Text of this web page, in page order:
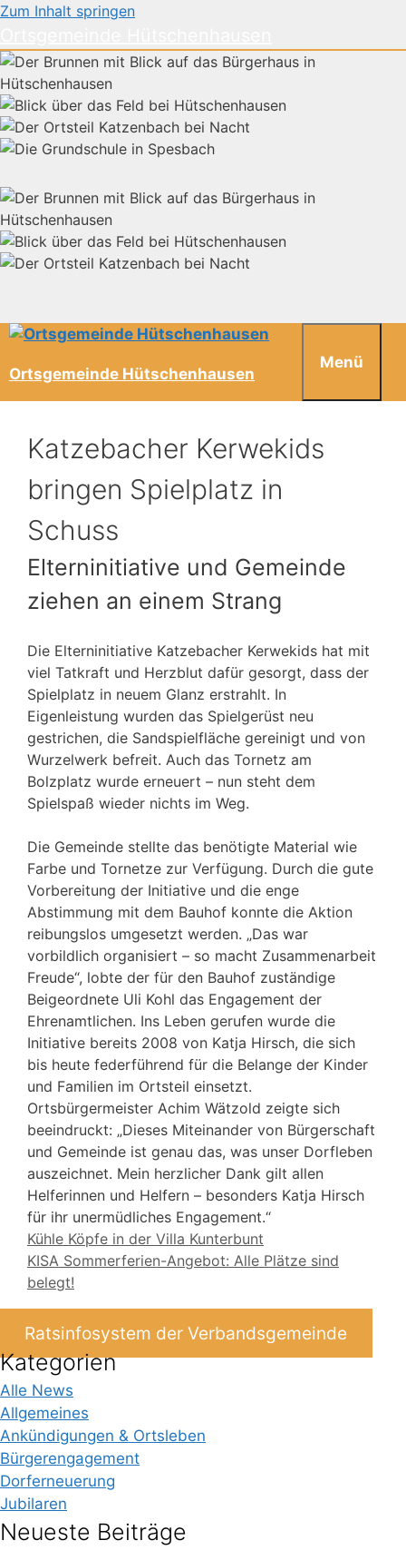
Zum Inhalt springen
Ortsgemeinde Hütschenhausen
Menü
Katzebacher Kerwekids
bringen Spielplatz in
Schuss
Elterninitiative und Gemeinde
ziehen an einem Strang
Die Elterninitiative Katzebacher Kerwekids hat mit
viel Tatkraft und Herzblut dafür gesorgt, dass der
Spielplatz in neuem Glanz erstrahlt. In
Eigenleistung wurden das Spielgerüst neu
gestrichen, die Sandspielfläche gereinigt und von
Wurzelwerk befreit. Auch das Tornetz am
Bolzplatz wurde erneuert – nun steht dem
Spielspaß wieder nichts im Weg.
Die Gemeinde stellte das benötigte Material wie
Farbe und Tornetze zur Verfügung. Durch die gute
Vorbereitung der Initiative und die enge
Abstimmung mit dem Bauhof konnte die Aktion
reibungslos umgesetzt werden. „Das war
vorbildlich organisiert – so macht Zusammenarbeit
Freude“, lobte der für den Bauhof zuständige
Beigeordnete Uli Kohl das Engagement der
Ehrenamtlichen. Ins Leben gerufen wurde die
Initiative bereits 2008 von Katja Hirsch, die sich
bis heute federführend für die Belange der Kinder
und Familien im Ortsteil einsetzt.
Ortsbürgermeister Achim Wätzold zeigte sich
beeindruckt: „Dieses Miteinander von Bürgerschaft
und Gemeinde ist genau das, was unser Dorfleben
auszeichnet. Mein herzlicher Dank gilt allen
Helferinnen und Helfern – besonders Katja Hirsch
für ihr unermüdliches Engagement.“
Kühle Köpfe in der Villa Kunterbunt
KISA Sommerferien-Angebot: Alle Plätze sind
belegt!
Ratsinfosystem der Verbandsgemeinde
Kategorien
Alle News
Allgemeines
Ankündigungen & Ortsleben
Bürgerengagement
Dorferneuerung
Jubilaren
Neueste Beiträge